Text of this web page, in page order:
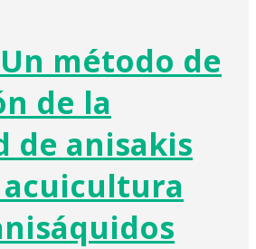
Un método de
de la
de anisakis